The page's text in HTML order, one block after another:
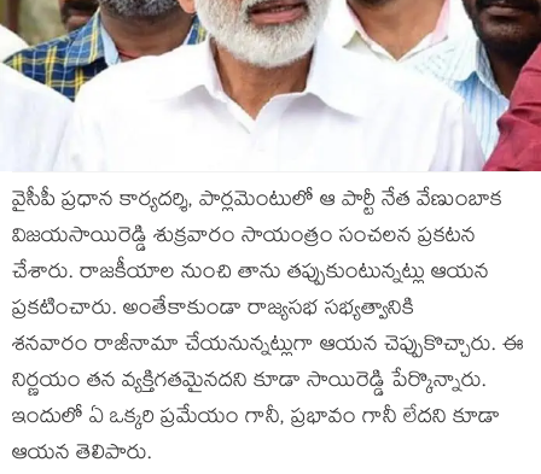
వైసీపీ ప్రధాన కార్యదర్శి, పార్లమెంటులో ఆ పార్టీ నేత వేణుంబాక
విజయసాయిరెడ్డి శుక్రవారం సాయంత్రం సంచలన ప్రకటన
చేశారు. రాజకీయాల నుంచి తాను తప్పుకుంటున్నట్లు ఆయన
ప్రకటించారు. అంతేకాకుండా రాజ్యసభ సభ్యత్వానికి
శనవారం రాజీనామా చేయనున్నట్లుగా ఆయన చెప్పుకొచ్చారు. ఈ
నిర్ణయం తన వ్యక్తిగతమైనదని కూడా సాయిరెడ్డి పేర్కొన్నారు.
ఇందులో ఏ ఒక్కరి ప్రమేయం గానీ, ప్రభావం గానీ లేదని కూడా
ఆయన తెలిపారు.